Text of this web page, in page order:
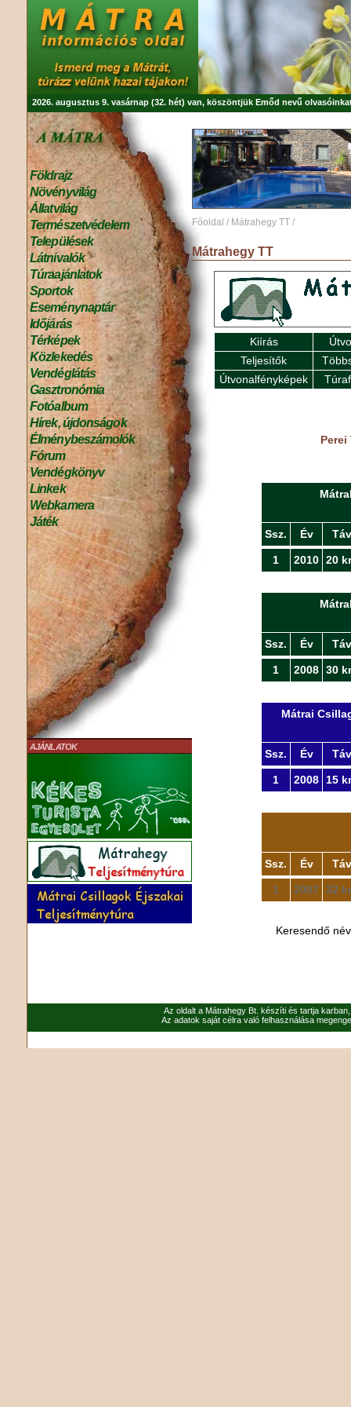
2026. augusztus 9. vasárnap (32. hét) van, köszöntjük Emőd nevű
Földrajz
Növényvilág
Állatvilág
Természetvédelem
Települések
Látnivalók
Túraajánlatok
Sportok
Eseménynaptár
Időjárás
Térképek
Közlekedés
Vendéglátás
Gasztronómia
Fotóalbum
Hírek, újdonságok
Élménybeszámolók
Fórum
Vendégkönyv
Linkek
Webkamera
Játék
AJÁNLATOK
Főoldal / Mátrahegy TT /
Mátrahegy TT
Kiírás
Teljesítők
Útvonalfényképek
Perei
Ssz. Év Táv
1 2010 20
Ssz. Év Táv
1 2008 30
Mátrai
Ssz. Év Táv
1 2008 15
Ssz. Év Táv
1 2007 32
Keresendő
Az oldalt a Mátrahegy Bt. készíti és tartja
Az adatok saját célra való felhasználása